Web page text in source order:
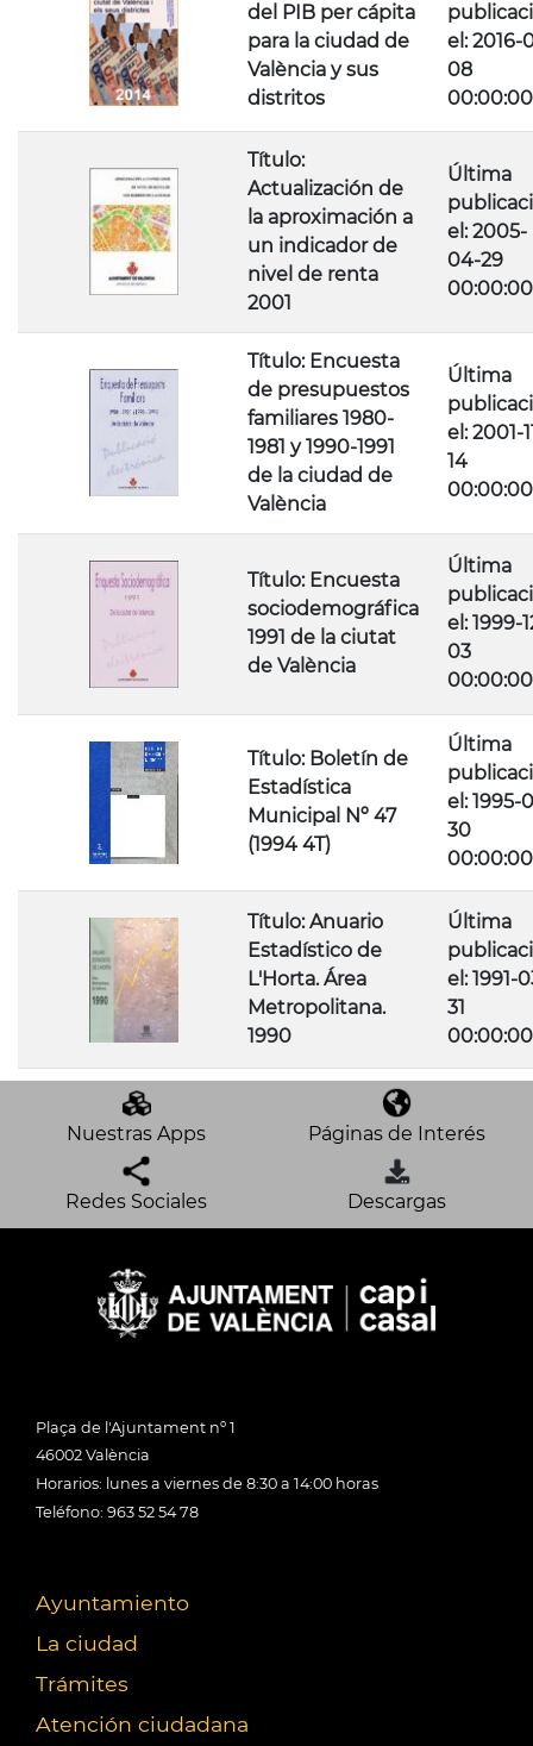
del PIB per cápita
para la ciudad de
València y sus
distritos
el: 2016-
08
Título:
Actualización de
la aproximación a
un indicador de
nivel de renta
2001
Última
el: 2005-
04-29
Título: Encuesta
de presupuestos
familiares 1980-
1981 y 1990-1991
de la ciudad de
València
Última
el: 2001-
14
Título: Encuesta
sociodemográfica
1991 de la ciutat
de València
Última
el: 1999-
03
Título: Boletín de
Estadística
Municipal Nº 47
(1994 4T)
Última
el: 1995-
30
Título: Anuario
Estadístico de
L'Horta. Área
Metropolitana.
1990
Última
el: 1991-
31
Nuestras Apps Páginas de Interés
Redes Sociales Descargas
Plaça de l'Ajuntament nº 1
46002 València
Horarios: lunes a viernes de 8:30 a 14:00 horas
Teléfono: 963 52 54 78
Ayuntamiento
La ciudad
Trámites
Atención ciudadana